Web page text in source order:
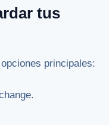
tus
principales: